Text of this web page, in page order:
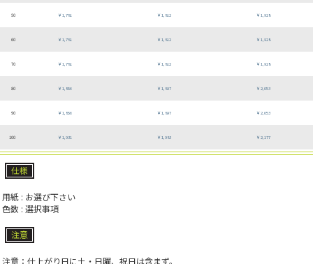
50
60
70
80
90
100
￥1,781 ￥1,812 ￥1,928
￥1,781 ￥1,812 ￥1,928
￥1,781 ￥1,812 ￥1,928
￥1,856 ￥1,897 ￥2,053
￥1,856 ￥1,897 ￥2,053
￥1,931 ￥1,983 ￥2,177
仕様
用紙 : お選び下さい
色数 : 選択事項
注意
注意：仕上がり日に土・日曜、祝日は含まず。